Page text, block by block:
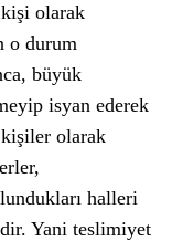
olarak
o durum
büyük
isyan ederek
olarak
halleri
Yani teslimiyet